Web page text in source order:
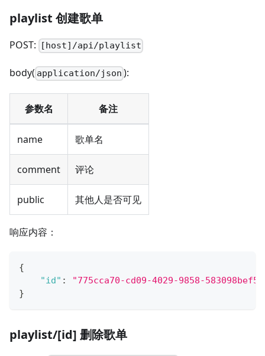
playlist 创建歌单
POST: [host]/api/playlist
body( application/json ):
参数名 备注
name 歌单名
comment 评论
public 其他人是否可见
响应内容：
{
"id" :
"775cca70-cd09-4029-9858-
}
playlist/[id] 删除歌单